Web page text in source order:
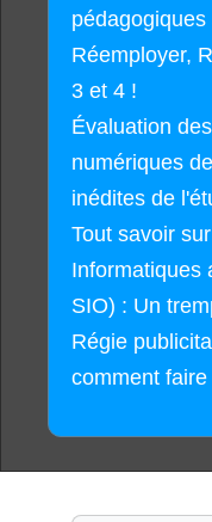
Réemployer,
3 et 4 !
Évaluation
numériques
inédites de
Tout savoir
Informatiques
SIO) : Un
Régie
comment